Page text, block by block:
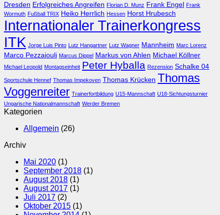
vollen
Touren
Dresden Erfolgreiches Angreifen Florian D. Munz Frank Engel Frank
Wormuth Fußball TRIX Heiko Herrlich Hessen Horst Hrubesch
Internationaler Trainerkongress
ITK Jorge Luis Pinto Lutz Hangartner Lutz Wagner Mannheim Marc Lorenz
Marco Pezzaiouli Marcus Dippel Markus von Ahlen Michael Köllner
Michael Leopold Montagseinheit Peter Hyballa Rezension Schalke 04
Sportschule Hennef Thomas Impekoven Thomas Krücken Thomas
Voggenreiter Trainerfortbildung U15-Mannschaft U18-Sichtungsturnier
Ungarische Nationalmannschaft Werder Bremen
Kategorien
Allgemein (26)
Archiv
Mai 2020 (1)
September 2018 (1)
August 2018 (1)
August 2017 (1)
Juli 2017 (2)
Oktober 2015 (1)